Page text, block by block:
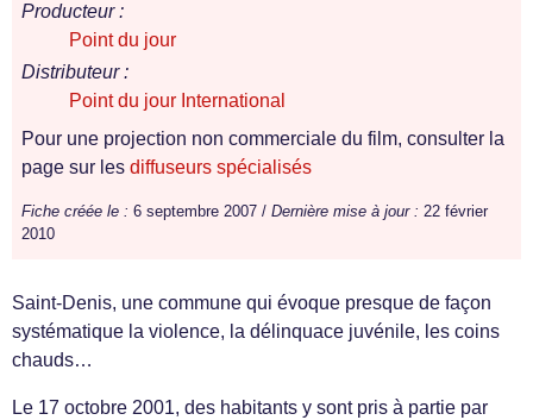
Producteur :
Point du jour
Distributeur :
Point du jour International
Pour une projection non commerciale du film, consulter la
page sur les diffuseurs spécialisés
Fiche créée le : 6 septembre 2007 / Dernière mise à jour : 22 février
2010
Saint-Denis, une commune qui évoque presque de façon
systématique la violence, la délinquace juvénile, les coins
chauds…
Le 17 octobre 2001, des habitants y sont pris à partie par